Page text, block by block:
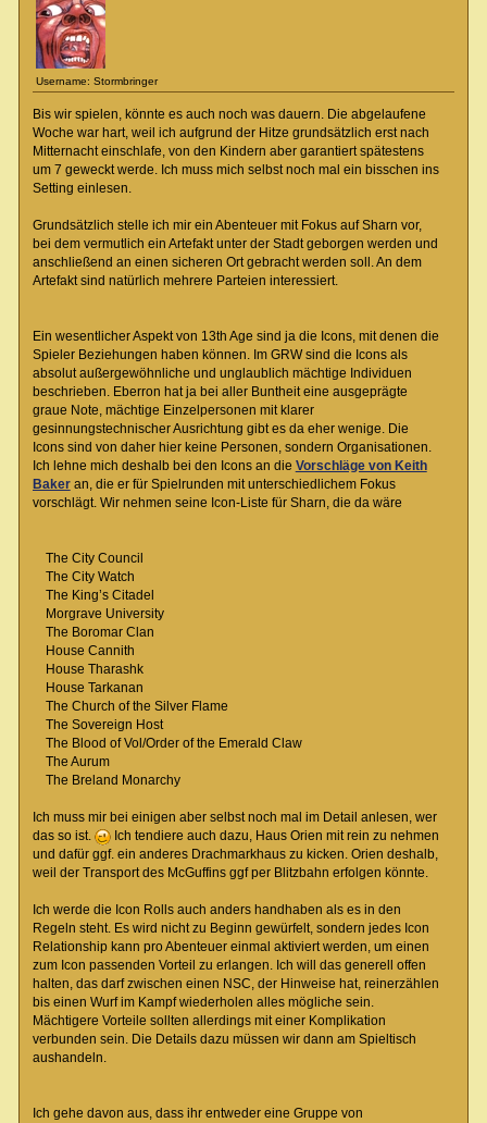
Username: Stormbringer
Bis wir spielen, könnte es auch noch was dauern. Die abgelaufene
Woche war hart, weil ich aufgrund der Hitze grundsätzlich erst nach
Mitternacht einschlafe, von den Kindern aber garantiert spätestens
um 7 geweckt werde. Ich muss mich selbst noch mal ein bisschen ins
Setting einlesen.
Grundsätzlich stelle ich mir ein Abenteuer mit Fokus auf Sharn vor,
bei dem vermutlich ein Artefakt unter der Stadt geborgen werden und
anschließend an einen sicheren Ort gebracht werden soll. An dem
Artefakt sind natürlich mehrere Parteien interessiert.
Ein wesentlicher Aspekt von 13th Age sind ja die Icons, mit denen die
Spieler Beziehungen haben können. Im GRW sind die Icons als
absolut außergewöhnliche und unglaublich mächtige Individuen
beschrieben. Eberron hat ja bei aller Buntheit eine ausgeprägte
graue Note, mächtige Einzelpersonen mit klarer
gesinnungstechnischer Ausrichtung gibt es da eher wenige. Die
Icons sind von daher hier keine Personen, sondern Organisationen.
Ich lehne mich deshalb bei den Icons an die Vorschläge von Keith
Bakeran, die er für Spielrunden mit unterschiedlichem Fokus
vorschlägt. Wir nehmen seine Icon-Liste für Sharn, die da wäre
The City Council
The City Watch
The King’s Citadel
Morgrave University
The Boromar Clan
House Cannith
House Tharashk
House Tarkanan
The Church of the Silver Flame
The Sovereign Host
The Blood of Vol/Order of the Emerald Claw
The Aurum
The Breland Monarchy
Ich muss mir bei einigen aber selbst noch mal im Detail anlesen, wer
das so ist.
Ich tendiere auch dazu, Haus Orien mit rein zu nehmen
und dafür ggf. ein anderes Drachmarkhaus zu kicken. Orien deshalb,
weil der Transport des McGuffins ggf per Blitzbahn erfolgen könnte.
Ich werde die Icon Rolls auch anders handhaben als es in den
Regeln steht. Es wird nicht zu Beginn gewürfelt, sondern jedes Icon
Relationship kann pro Abenteuer einmal aktiviert werden, um einen
zum Icon passenden Vorteil zu erlangen. Ich will das generell offen
halten, das darf zwischen einen NSC, der Hinweise hat, reinerzählen
bis einen Wurf im Kampf wiederholen alles mögliche sein.
Mächtigere Vorteile sollten allerdings mit einer Komplikation
verbunden sein. Die Details dazu müssen wir dann am Spieltisch
aushandeln.
Ich gehe davon aus, dass ihr entweder eine Gruppe von